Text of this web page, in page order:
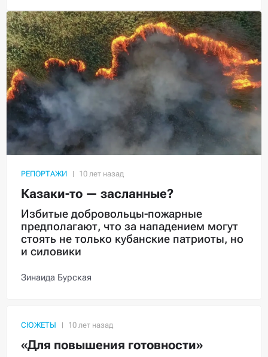
РЕПОРТАЖИ
Казаки-то — засланные?
Избитые добровольцы-пожарные
предполагают, что за нападением могут
стоять не только кубанские патриоты, но
и силовики
Зинаида Бурская
СЮЖЕТЫ
«Для повышения готовности»